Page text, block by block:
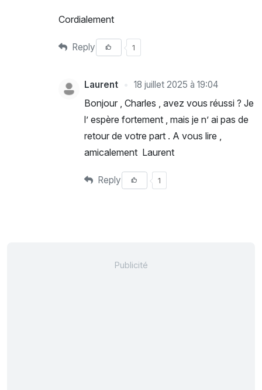
Cordialement
Reply 1
Laurent 18 juillet 2025 à 19:04
Bonjour , Charles , avez vous réussi ? Je
l’ espère fortement , mais je n’ ai pas de
retour de votre part . A vous lire ,
amicalement Laurent
Reply 1